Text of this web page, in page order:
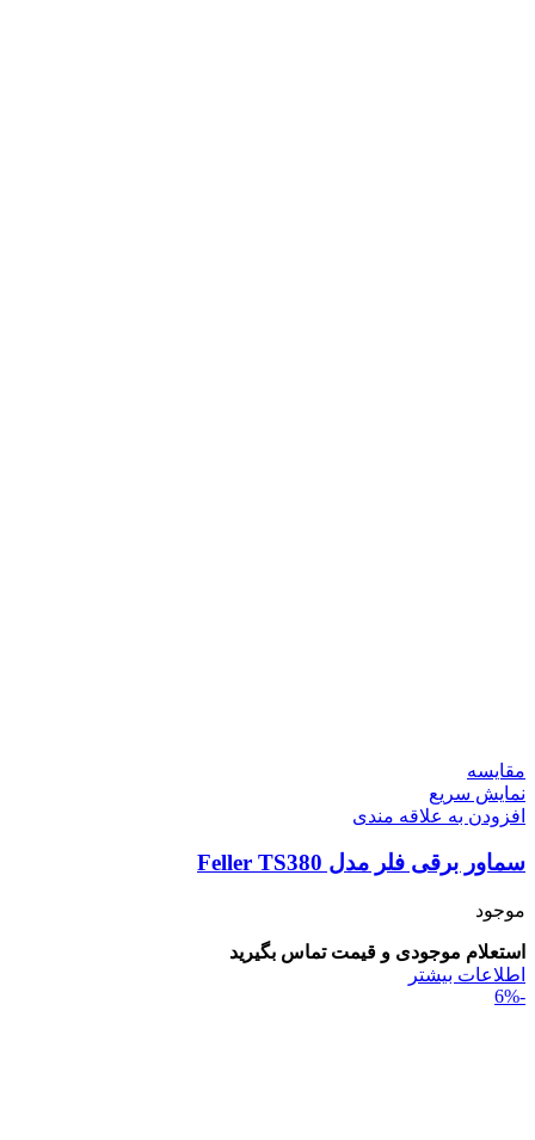
مقايسه
نمایش سریع
افزودن به علاقه مندی
سماور برقی فلر مدل Feller TS380
موجود
استعلام موجودی و قیمت تماس بگیرید
اطلاعات بیشتر
-6%